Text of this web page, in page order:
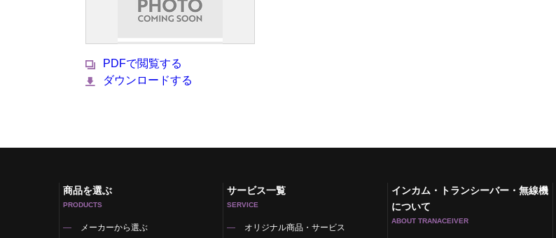
PDFで閲覧する
ダウンロードする
商品を選ぶ
PRODUCTS
メーカーから選ぶ
サービス一覧
SERVICE
オリジナル商品・サービス
インカム・トランシーバー・無線機
について
ABOUT TRANACEIVER